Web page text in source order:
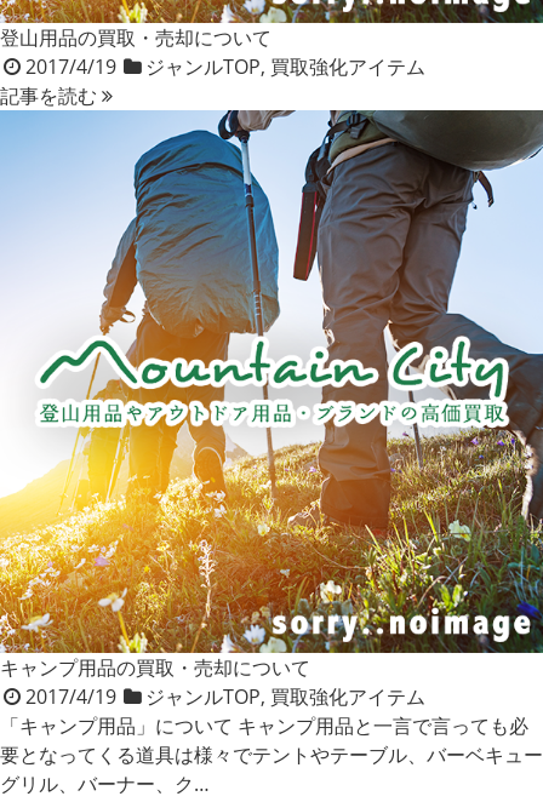
登山用品の買取・売却について
2017/4/19
ジャンルTOP, 買取強化アイテム
記事を読む
キャンプ用品の買取・売却について
2017/4/19
ジャンルTOP, 買取強化アイテム
「キャンプ用品」について キャンプ用品と一言で言っても必
要となってくる道具は様々でテントやテーブル、バーベキュー
グリル、バーナー、ク…